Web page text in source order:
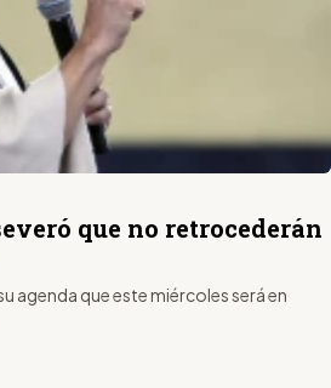
que no retrocederán
agenda que este miércoles será en